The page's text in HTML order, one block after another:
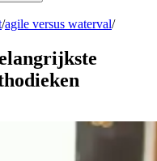
/agile versus waterval/